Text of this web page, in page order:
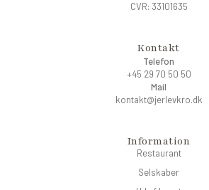
CVR: 33101635
Kontakt
Telefon
+45 29 70 50 50
Mail
kontakt@jerlevkro.dk
Information
Restaurant
Selskaber